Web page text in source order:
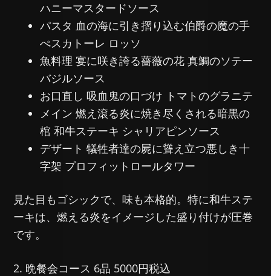
ハニーマスタードソース
パスタ 血の海に引き摺り込む伯爵の魔の手
ぺスカトーレ ロッソ
魚料理 宴に咲き誇る薔薇の花 真鯛のソテー
バジルソース
お口直し 吸血鬼の口づけ トマトのグラニテ
メイン 燃え滾る炎に焼き尽くされる暗黒の
棺 和牛ステーキ シャリアピンソース
デザート 犠牲者達の屍に聳え立つ悪しき十
字架 プロフィットロールタワー
見た目もゴシックで、味も本格的。特に和牛ステ
ーキは、燃える炎をイメージした盛り付けが圧巻
です。
2. 晩餐会コース 6品 5000円税込